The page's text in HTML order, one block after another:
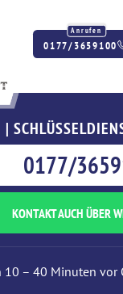
0177/3659100
|
0177/
KONTAKT AUCH ÜBER
10 – 40 Minuten vor